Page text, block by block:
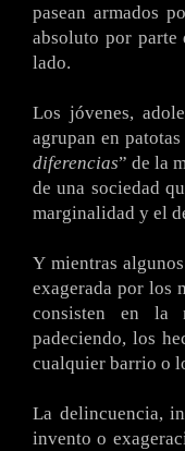
pasean armados
absoluto por parte
lado.
Los jóvenes,
agrupan en patotas
diferencias” de la
de una sociedad
marginalidad y el
Y mientras
exagerada por los
consisten en la
padeciendo, los
cualquier barrio o
La delincuencia,
invento o